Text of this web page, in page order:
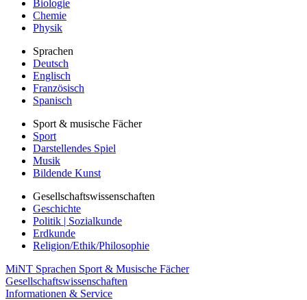
Biologie
Chemie
Physik
Sprachen
Deutsch
Englisch
Französisch
Spanisch
Sport & musische Fächer
Sport
Darstellendes Spiel
Musik
Bildende Kunst
Gesellschaftswissenschaften
Geschichte
Politik | Sozialkunde
Erdkunde
Religion/Ethik/Philosophie
MiNT Sprachen Sport & Musische Fächer
Gesellschaftswissenschaften
Informationen & Service